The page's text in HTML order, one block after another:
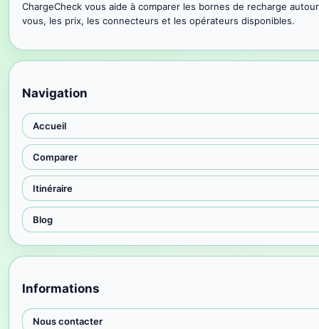
ChargeCheck vous aide à comparer les bornes de recharge
vous, les prix, les connecteurs et les opérateurs disponibles.
Navigation
Accueil
Comparer
Itinéraire
Blog
Informations
Nous contacter